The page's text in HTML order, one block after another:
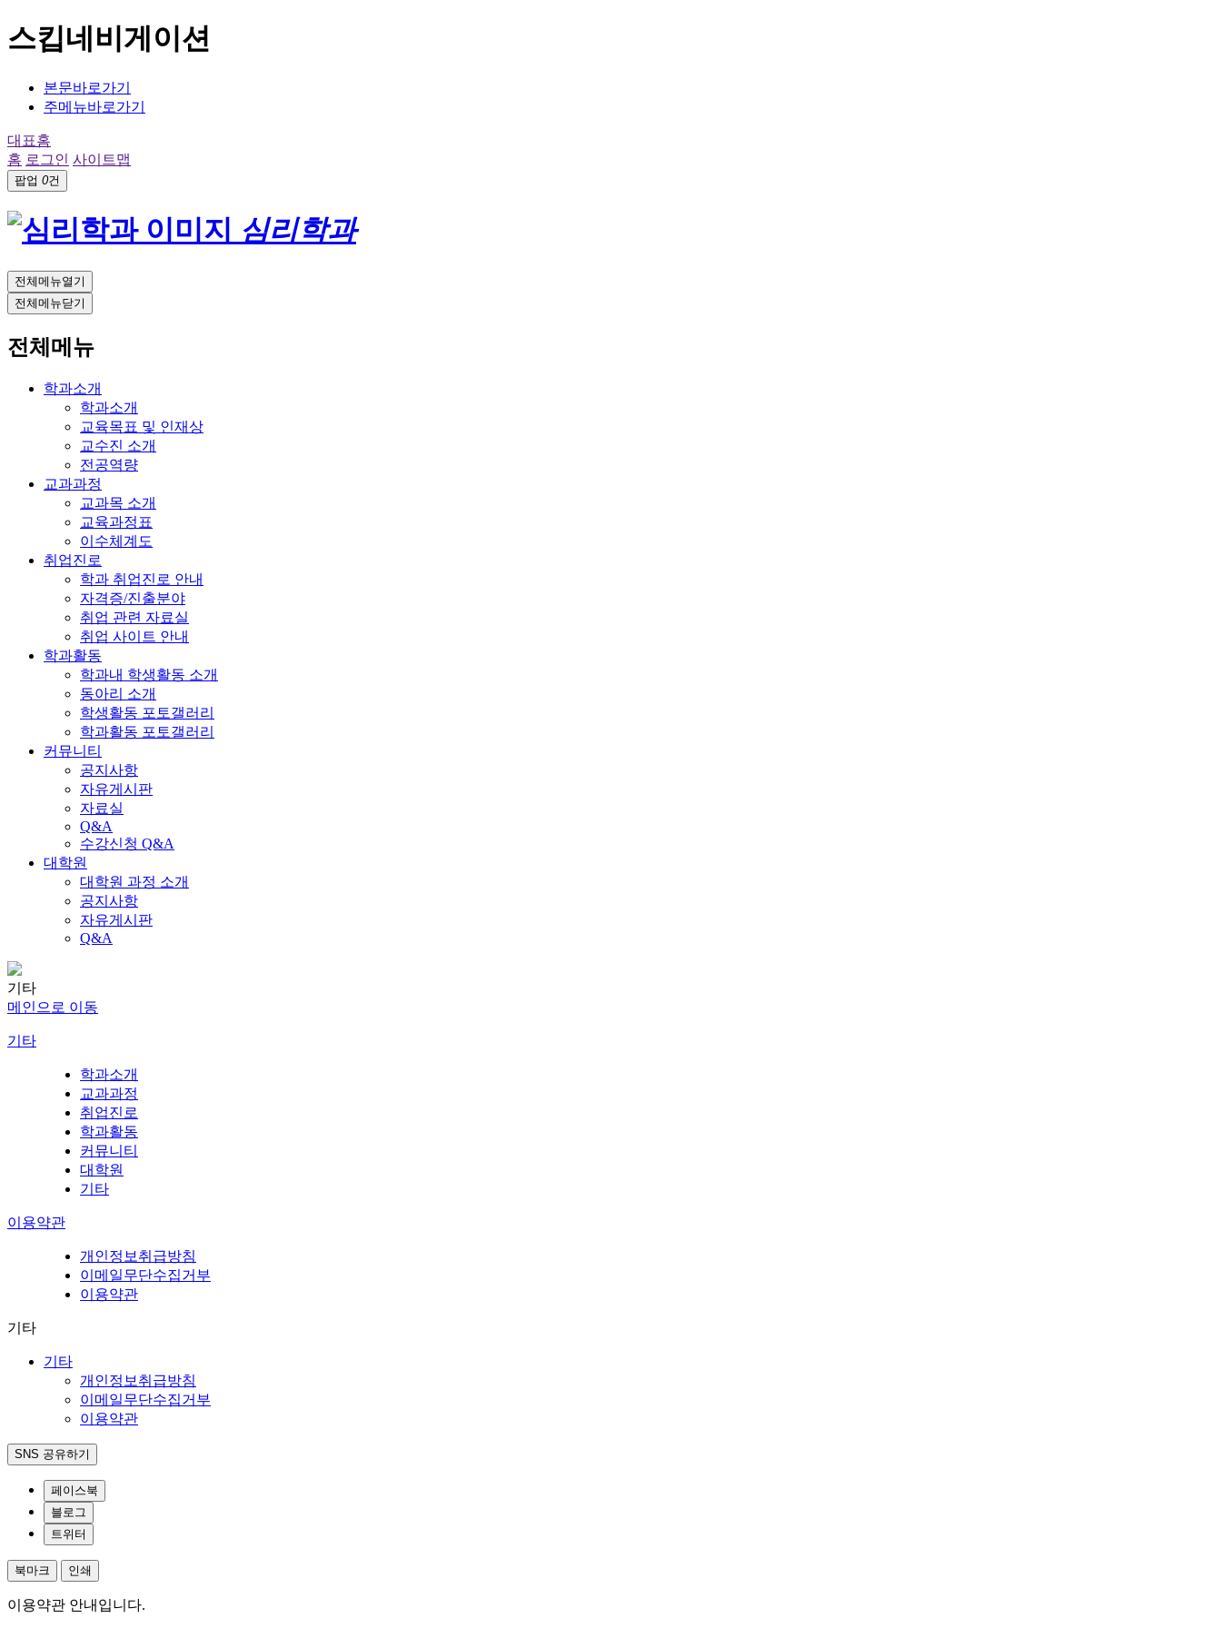
스킵네비게이션
본문바로가기
주메뉴바로가기
대표홈
홈 로그인 사이트맵
팝업 0건
심리학과
전체메뉴열기
전체메뉴닫기
전체메뉴
학과소개
학과소개
교육목표 및 인재상
교수진 소개
전공역량
교과과정
교과목 소개
교육과정표
이수체계도
취업진로
학과 취업진로 안내
자격증/진출분야
취업 관련 자료실
취업 사이트 안내
학과활동
학과내 학생활동 소개
동아리 소개
학생활동 포토갤러리
학과활동 포토갤러리
커뮤니티
공지사항
자유게시판
자료실
Q&A
수강신청 Q&A
대학원
대학원 과정 소개
공지사항
자유게시판
Q&A
기타
메인으로 이동
기타
학과소개
교과과정
취업진로
학과활동
커뮤니티
대학원
기타
이용약관
개인정보취급방침
이메일무단수집거부
이용약관
기타
기타
개인정보취급방침
이메일무단수집거부
이용약관
SNS 공유하기
페이스북
블로그
트위터
북마크 인쇄
이용약관 안내입니다.